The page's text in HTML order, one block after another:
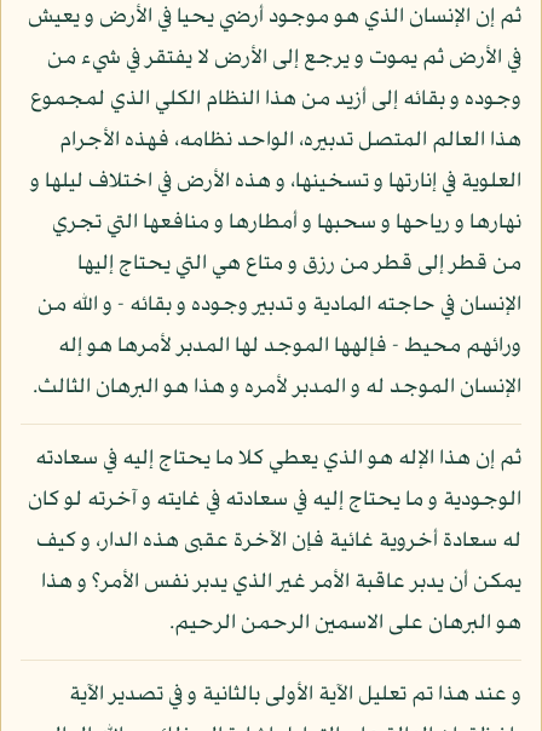
ثم إن الإنسان الذي هو موجود أرضي يحيا في الأرض و يعيش
في الأرض ثم يموت و يرجع إلى الأرض لا يفتقر في شيء من
وجوده و بقائه إلى أزيد من هذا النظام الكلي الذي لمجموع
هذا العالم المتصل تدبيره، الواحد نظامه، فهذه الأجرام
العلوية في إنارتها و تسخينها، و هذه الأرض في اختلاف ليلها و
نهارها و رياحها و سحبها و أمطارها و منافعها التي تجري
من قطر إلى قطر من رزق و متاع هي التي يحتاج إليها
الإنسان في حاجته المادية و تدبير وجوده و بقائه - و الله من
ورائهم محيط - فإلهها الموجد لها المدبر لأمرها هو إله
الإنسان الموجد له و المدبر لأمره و هذا هو البرهان الثالث.
ثم إن هذا الإله هو الذي يعطي كلا ما يحتاج إليه في سعادته
الوجودية و ما يحتاج إليه في سعادته في غايته و آخرته لو كان
له سعادة أخروية غائية فإن الآخرة عقبى هذه الدار، و كيف
يمكن أن يدبر عاقبة الأمر غير الذي يدبر نفس الأمر؟ و هذا
هو البرهان على الاسمين الرحمن الرحيم.
و عند هذا تم تعليل الآية الأولى بالثانية و في تصدير الآية